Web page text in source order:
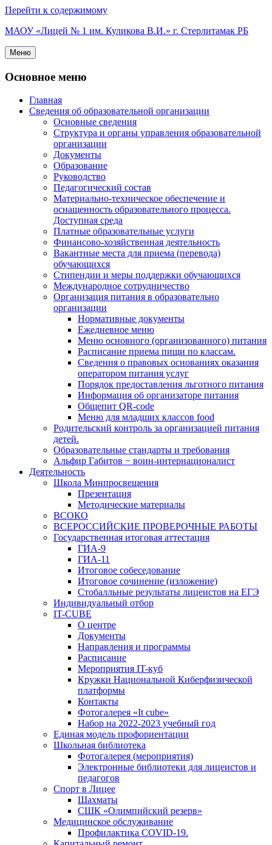
Перейти к содержимому
МАОУ «Лицей № 1 им. Куликова В.И.» г. Стерлитамак РБ
Меню
Основное меню
Главная
Сведения об образовательной организации
Основные сведения
Структура и органы управления образовательной
организации
Документы
Образование
Руководство
Педагогический состав
Материально-техническое обеспечение и
оснащенность образовательного процесса.
Доступная среда
Платные образовательные услуги
Финансово-хозяйственная деятельность
Вакантные места для приема (перевода)
обучающихся
Стипендии и меры поддержки обучающихся
Международное сотрудничество
Организация питания в образовательно
организации
Нормативные документы
Ежедневное меню
Меню основного (организованного) питания
Расписание приема пищи по классам.
Сведения о правовых основаниях оказания
оператором питания услуг
Порядок предоставления льготного питания
Информация об организаторе питания
Общепит QR-code
Меню для младших классов food
Родительский контроль за организацией питания
детей.
Образовательные стандарты и требования
Альфир Габитов − воин-интернационалист
Деятельность
Школа Минпросвещения
Презентация
Методические материалы
ВСОКО
ВСЕРОССИЙСКИЕ ПРОВЕРОЧНЫЕ РАБОТЫ
Государственная итоговая аттестация
ГИА-9
ГИА-11
Итоговое собеседование
Итоговое сочинение (изложение)
Стобалльные результаты лицеистов на ЕГЭ
Индивидуальный отбор
IT-CUBE
О центре
Документы
Направления и программы
Расписание
Мероприятия IT-куб
Кружки Национальной Киберфизической
платформы
Контакты
Фотогалерея «It cube»
Набор на 2022-2023 учебный год
Единая модель профориентации
Школьная библиотека
Фотогалерея (мероприятия)
Электронные библиотеки для лицеистов и
педагогов
Спорт в Лицее
Шахматы
СШК «Олимпийский резерв»
Медицинское обслуживание
Профилактика COVID-19.